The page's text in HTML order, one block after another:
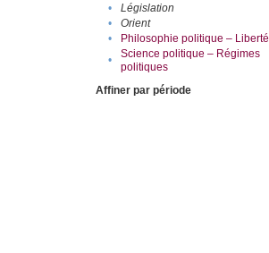
•
Législation
•
Orient
•
Philosophie politique – Liberté
•
Science politique – Régimes
politiques
Affiner par période